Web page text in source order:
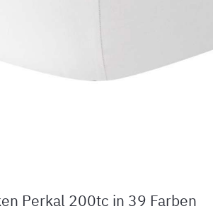
Perkal 200tc in 39 Farben